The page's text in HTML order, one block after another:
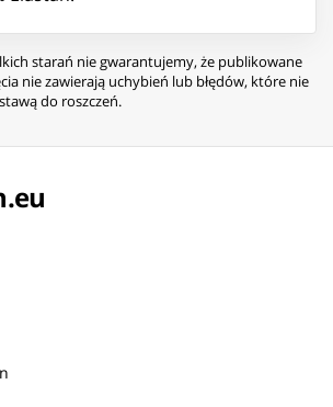
starań nie gwarantujemy, że publikowane
nie zawierają uchybień lub błędów, które nie
do roszczeń.